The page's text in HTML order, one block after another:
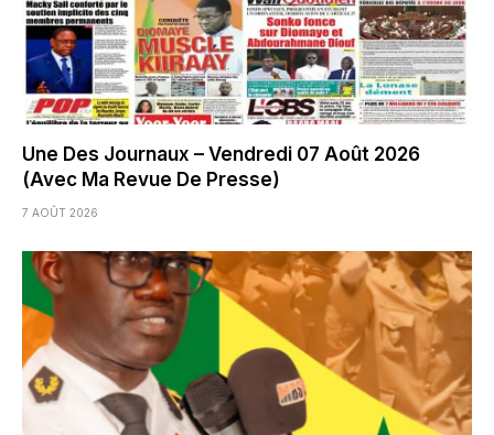
Une Des Journaux – Vendredi 07 Août 2026
(Avec Ma Revue De Presse)
7 AOÛT 2026